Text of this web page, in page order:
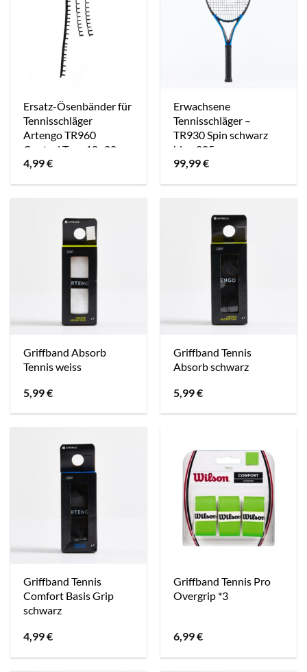
Ersatz-Ösenbänder für
Tennisschläger
Artengo TR960
Control Tour 18×20
4,99€
Erwachsene
Tennisschläger –
TR930 Spin schwarz
blau 285 g
99,99€
Griffband Absorb
Tennis weiss
5,99€
Griffband Tennis
Absorb schwarz
5,99€
Griffband Tennis
Comfort Basis Grip
schwarz
4,99€
Griffband Tennis Pro
Overgrip *3
6,99€